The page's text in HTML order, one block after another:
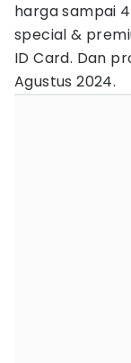
harga sampai
special &
ID Card. Dan
Agustus 2024.